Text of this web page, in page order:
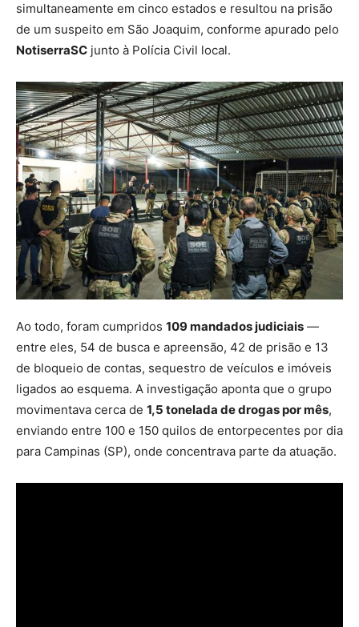
simultaneamente em cinco estados e resultou na prisão
de um suspeito em São Joaquim, conforme apurado pelo
NotiserraSC junto à Polícia Civil local.
Ao todo, foram cumpridos 109 mandados judiciais —
entre eles, 54 de busca e apreensão, 42 de prisão e 13
de bloqueio de contas, sequestro de veículos e imóveis
ligados ao esquema. A investigação aponta que o grupo
movimentava cerca de 1,5 tonelada de drogas por mês,
enviando entre 100 e 150 quilos de entorpecentes por dia
para Campinas (SP), onde concentrava parte da atuação.